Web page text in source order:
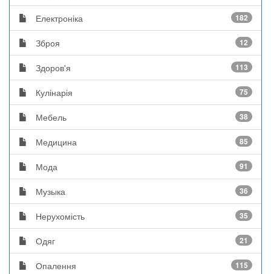
Електроніка 182
Зброя 12
Здоров'я 113
Кулінарія 75
Мебель 38
Медицина 85
Мода 91
Музыка 36
Нерухомість 35
Одяг 21
Опалення 115